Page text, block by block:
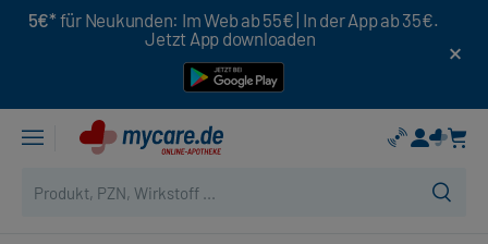
5€* für Neukunden: Im Web ab 55€ | In der App ab 35€.
Jetzt App downloaden